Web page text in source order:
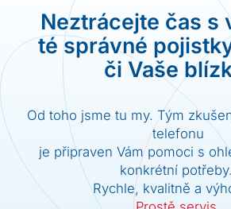
Neztrácejte čas s
té správné
či Vaše
Od toho jsme tu my. Tým
telefonu
je připraven Vám pomoci s
konkrétní potřeby.
Rychle, kvalitně a